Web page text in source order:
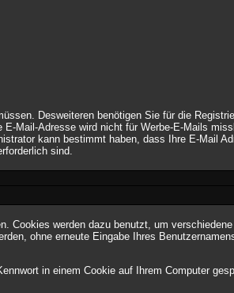
Desweiteren benötigen Sie für die
Mail-Adresse wird nicht für Werbe-E-Mails
kann bestimmt haben, dass Ihre E-Mail
sind.
Cookies werden dazu benutzt, um
ohne erneute Eingabe Ihres
in einem Cookie auf Ihrem Computer